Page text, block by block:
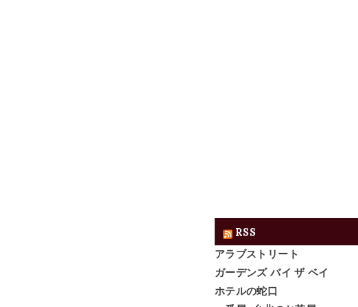
RSS
アラブストリート
ガーデンズ バイ ザ ベイ
ホテルの蛇口